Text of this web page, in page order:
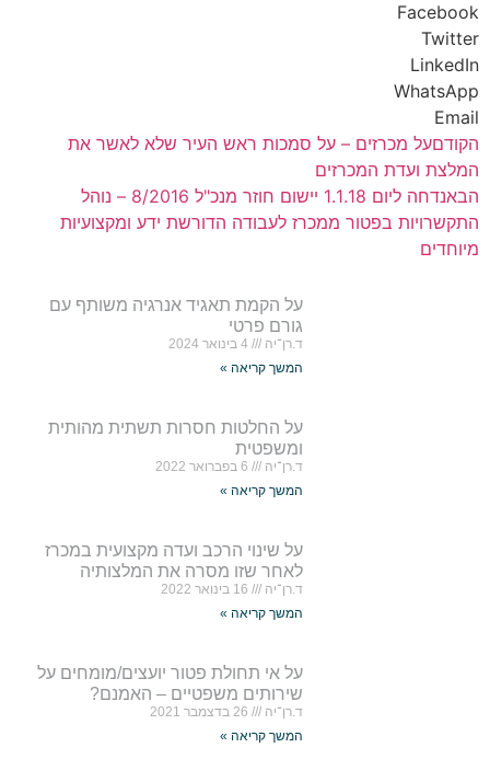
על הקמת תאגיד אנרגיה משותף עם
גורם פרטי
ד.רן־יה
4 בינואר 2024
המשך קריאה »
על החלטות חסרות תשתית מהותית
ומשפטית
ד.רן־יה
6 בפברואר 2022
המשך קריאה »
על שינוי הרכב ועדה מקצועית במכרז
לאחר שזו מסרה את המלצותיה
ד.רן־יה
16 בינואר 2022
המשך קריאה »
על אי תחולת פטור יועצים/מומחים על
שירותים משפטיים – האמנם?
ד.רן־יה
26 בדצמבר 2021
המשך קריאה »
Facebook
Twitter
LinkedIn
WhatsApp
Email
הקודםעל מכרזים – על סמכות ראש העיר שלא לאשר את
המלצת ועדת המכרזים
הבא
נדחה ליום 1.1.18 יישום חוזר מנכ"ל 8/2016 – נוהל
התקשרויות בפטור ממכרז לעבודה הדורשת ידע ומקצועיות
מיוחדים